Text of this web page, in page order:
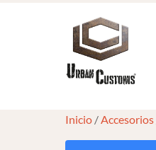
Inicio /Accesorios